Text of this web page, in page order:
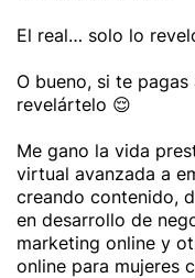
El real… solo lo
O bueno, si te
revelártelo 😌
Me gano la vida
virtual avanzada a
creando contenido,
en desarrollo de
marketing online y
online para mujeres